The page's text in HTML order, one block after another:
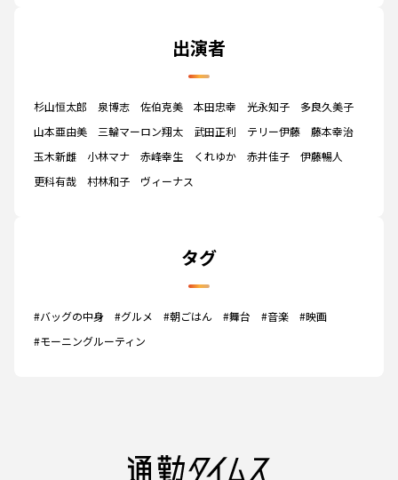
出演者
杉山恒太郎 泉博志 佐伯克美 本田忠幸 光永知子
多良久美子
山本亜由美
三輪マーロン翔太 武田正利 テリー伊藤
藤本幸治
玉木新雌
小林マナ 赤峰幸生 くれゆか 赤井佳子
伊藤暢人
更科有哉
村林和子 ヴィーナス
タグ
#バッグの中身 #グルメ #朝ごはん #舞台 #音楽
#映画
#モーニングルーティン